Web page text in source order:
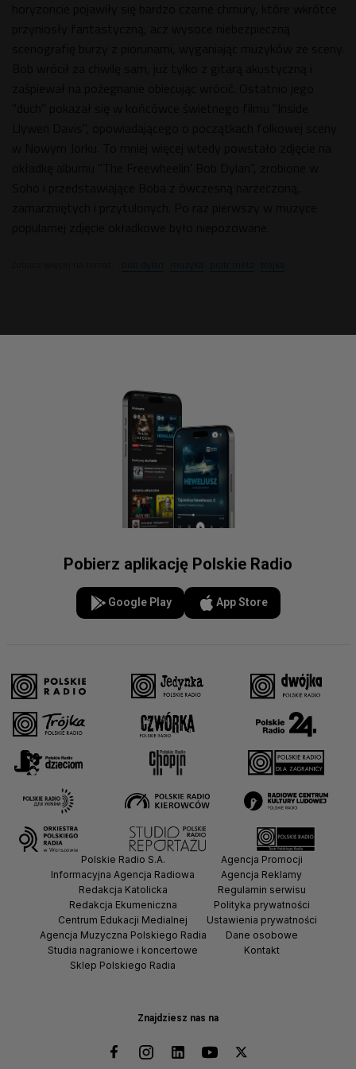
Pobierz aplikację Polskie Radio
Google Play App Store
Znajdziesz nas na
Polskie Radio S.A.
Informacyjna Agencja Radiowa
Redakcja Katolicka
Redakcja Ekumeniczna
Centrum Edukacji Medialnej
Agencja Muzyczna Polskiego Radia
Studia nagraniowe i koncertowe
Sklep Polskiego Radia
Agencja Promocji
Agencja Reklamy
Regulamin serwisu
Polityka prywatności
Ustawienia prywatności
Dane osobowe
Kontakt